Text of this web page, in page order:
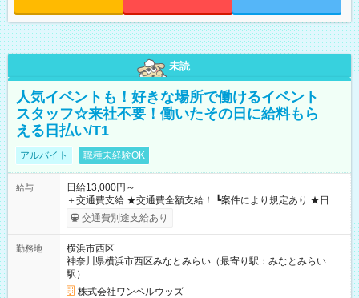
未読
人気イベントも！好きな場所で働けるイベント
スタッフ☆来社不要！働いたその日に給料もら
える日払い/T1
アルバイト 職種未経験OK
給与
日給13,000円～
＋交通費支給 ★交通費全額支給！ ┗案件により規定あり ★日払
いOK！（規定あり） ┗働いたその日に現金GET♪ お仕事後はコ
ンビニATMから 日払い分を引き落とせます！ 【試用期間】試
交通費別途支給あり
勤務地
横浜市西区
神奈川県横浜市西区みなとみらい（最寄り駅：みなとみらい
駅）
株式会社ワンベルウッズ